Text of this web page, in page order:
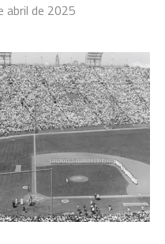
abril de 2025